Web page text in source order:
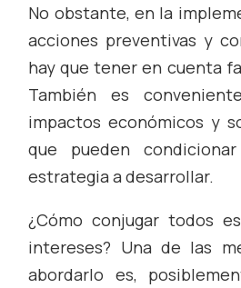
No obstante, en la
acciones preventivas y
hay que tener en cuenta
También es
impactos económicos y
que pueden
estrategia a desarrollar.
¿Cómo conjugar todos
intereses? Una de las
abordarlo es,